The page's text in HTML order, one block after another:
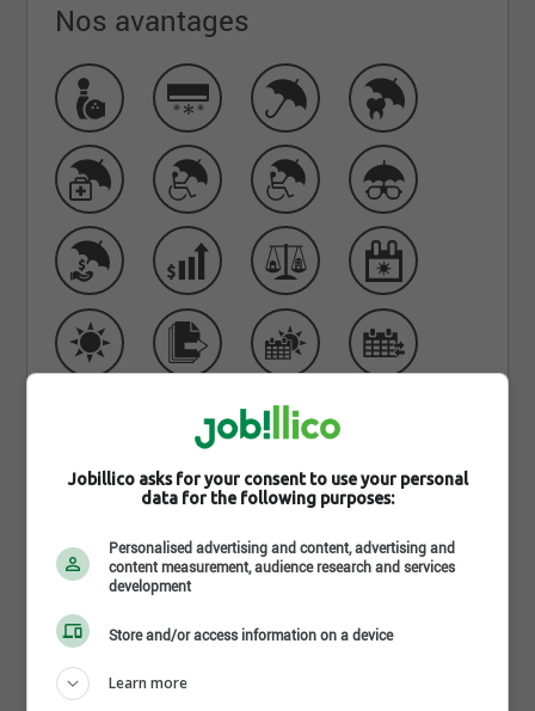
Nos avantages
Qui sommes-nous
Depuis 1982, Autobus Transco dessert la région du
Jobillico asks for your consent to use your personal
data for the following purposes:
Personalised advertising and content, advertising and
content measurement, audience research and services
development
Store and/or access information on a device
Learn more